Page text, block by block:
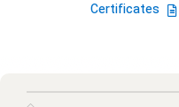
Certificates